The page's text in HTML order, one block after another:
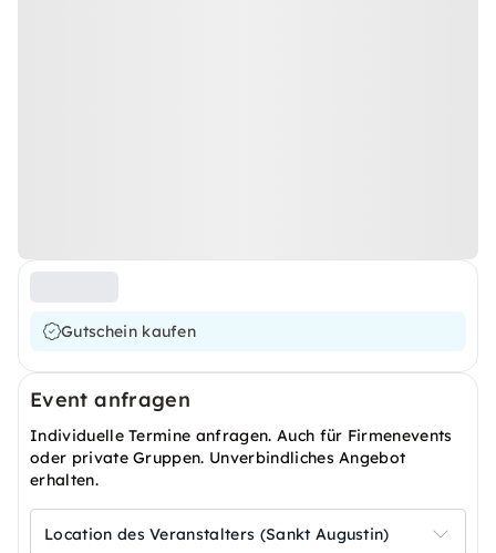
Gutschein kaufen
Event anfragen
Individuelle Termine anfragen. Auch für Firmenevents
oder private Gruppen. Unverbindliches Angebot
erhalten.
Location des Veranstalters (Sankt Augustin)